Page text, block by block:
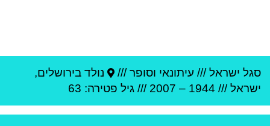
סגל ישראל/// עיתונאי וסופר /// נולד בירושלים,
ישראל///
1944
–
2007 /// גיל פטירה: 63